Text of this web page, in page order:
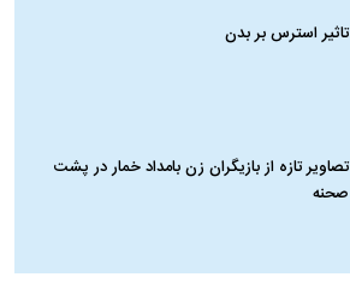
تاثیر استرس بر بدن
تصاویر تازه از بازیگران زن بامداد خمار در پشت
صحنه